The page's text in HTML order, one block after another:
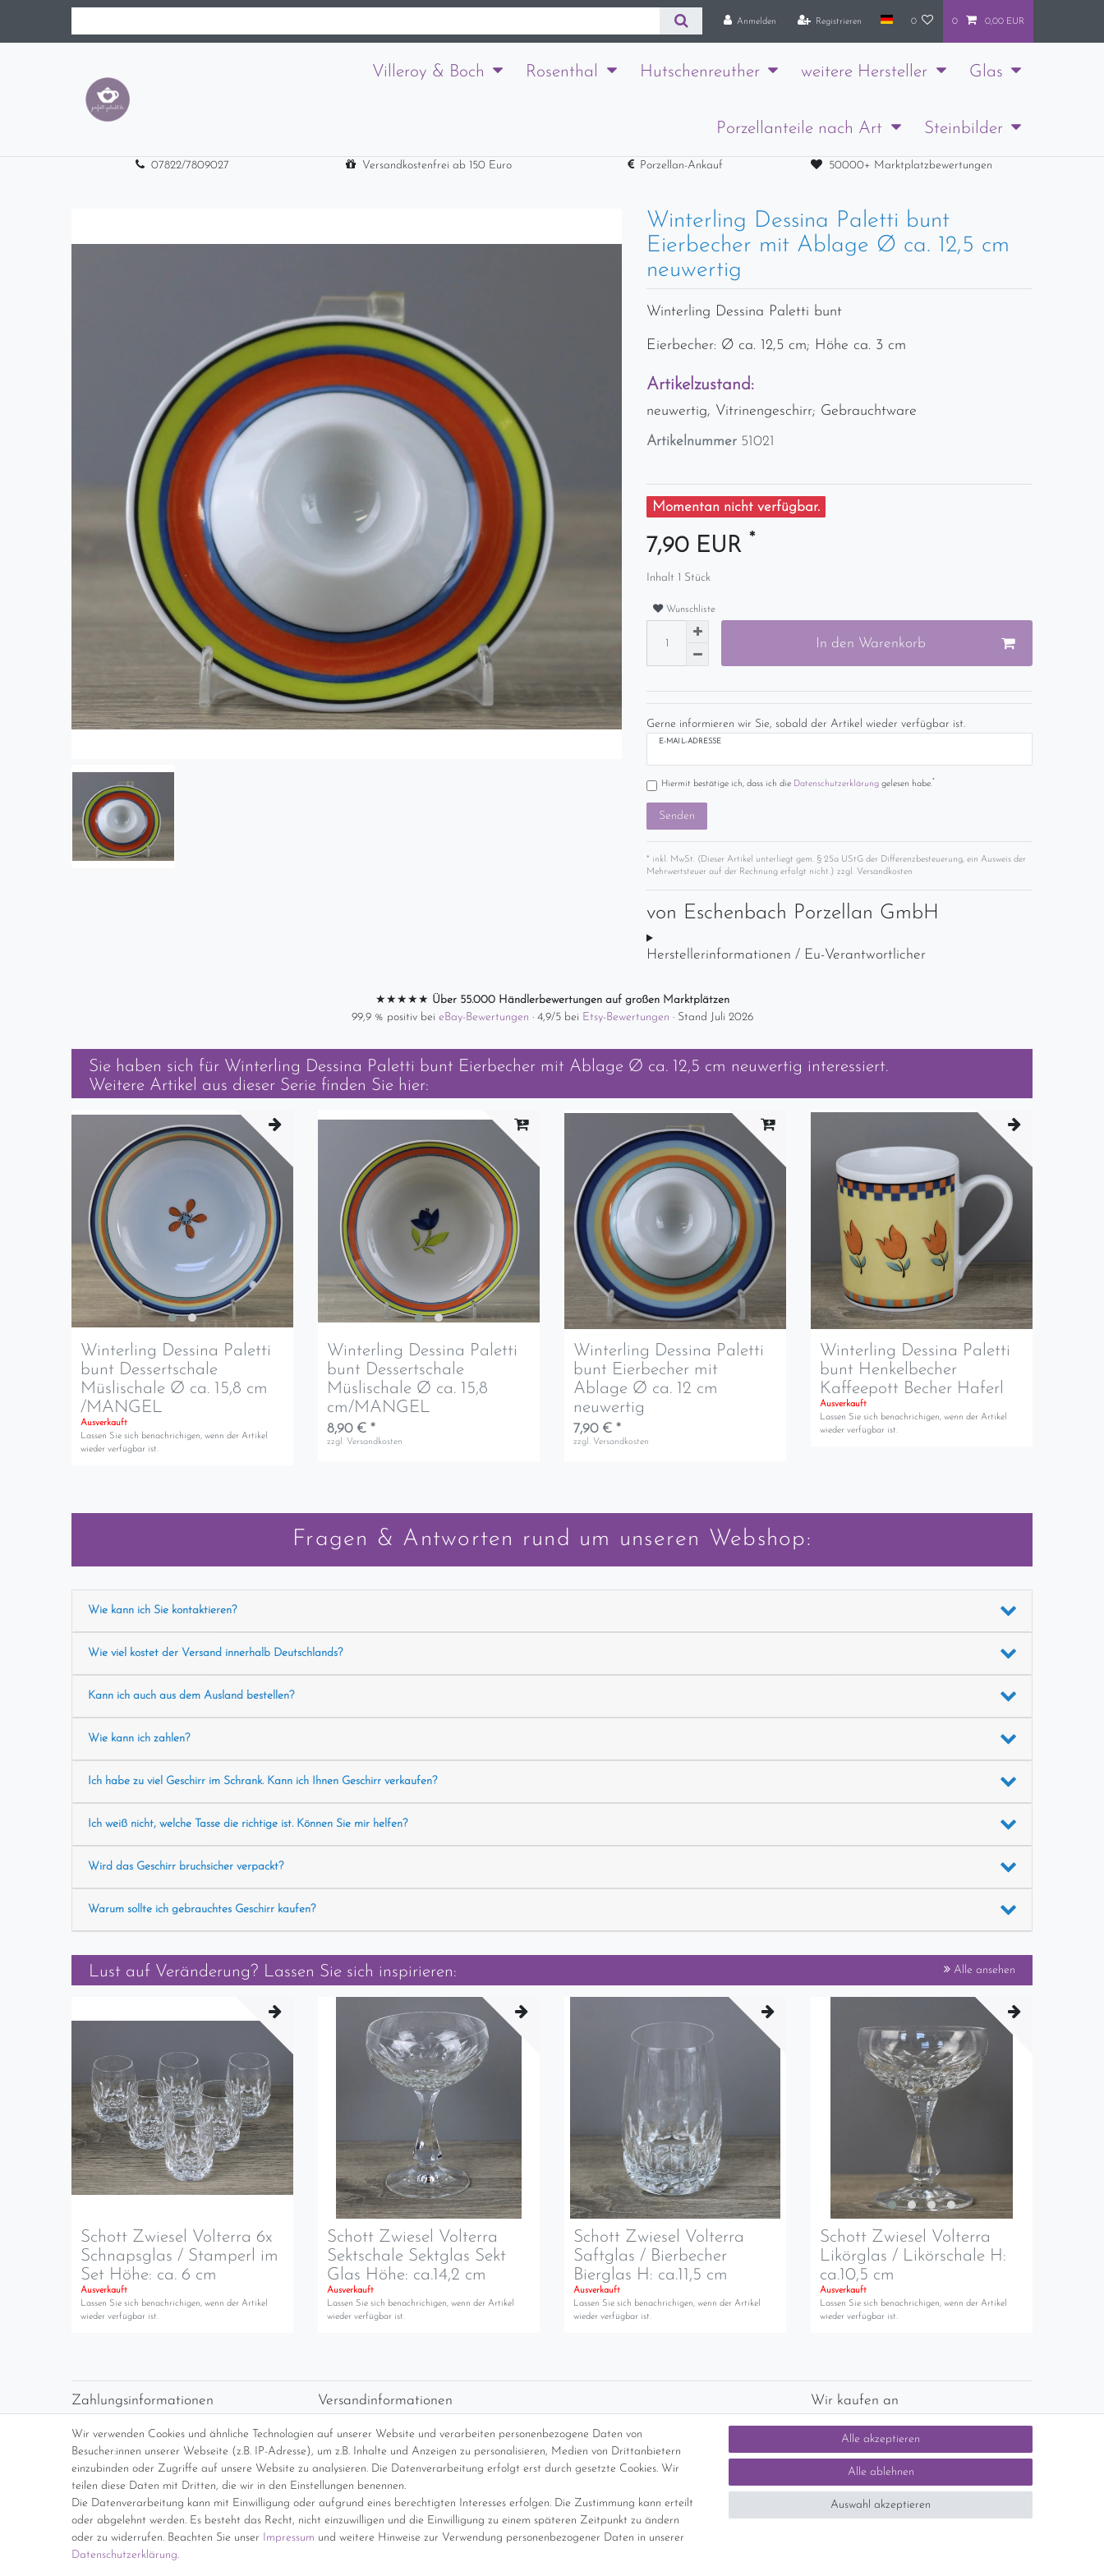
Anmelden Registrieren 0 0 0,00 EUR
Villeroy & Boch Rosenthal Hutschenreuther weitere Hersteller Glas
Porzellanteile nach Art Steinbilder
07822/7809027 Versandkostenfrei ab 150 Euro Porzellan-Ankauf 50000+ Marktplatzbewertungen
Winterling Dessina Paletti bunt
Eierbecher mit Ablage Ø ca. 12,5 cm
neuwertig
Winterling Dessina Paletti bunt
Eierbecher: Ø ca. 12,5 cm; Höhe ca. 3 cm
Artikelzustand:
neuwertig, Vitrinengeschirr; Gebrauchtware
Artikelnummer 51021
Momentan nicht verfügbar.
7,90 EUR *
Inhalt 1 Stück
Wunschliste
In den Warenkorb
Gerne informieren wir Sie, sobald der Artikel wieder verfügbar ist.
E-MAIL-ADRESSE
Hiermit bestätige ich, dass ich die Daten­schutz­erklärunggelesen habe.*
Senden
* inkl. MwSt. (Dieser Artikel unterliegt gem. § 25a UStG der Differenzbesteuerung, ein Ausweis der
Mehrwertsteuer auf der Rechnung erfolgt nicht.) zzgl. Versandkosten
von Eschenbach Porzellan GmbH
Herstellerinformationen / Eu-Verantwortlicher
★★★★★ Über 55.000 Händlerbewertungen auf großen Marktplätzen
99,9 % positiv bei eBay-Bewertungen · 4,9/5 bei Etsy-Bewertungen · Stand Juli 2026
Sie haben sich für Winterling Dessina Paletti bunt Eierbecher mit Ablage Ø ca. 12,5 cm neuwertig interessiert.
Weitere Artikel aus dieser Serie finden Sie hier:
Winterling Dessina Paletti
bunt Dessertschale
Müslischale Ø ca. 15,8 cm
/MANGEL
Ausverkauft
Lassen Sie sich benachrichigen, wenn der Artikel
wieder verfügbar ist.
Winterling Dessina Paletti
bunt Dessertschale
Müslischale Ø ca. 15,8
cm/MANGEL
8,90 € *
zzgl. Versandkosten
Winterling Dessina Paletti
bunt Eierbecher mit
Ablage Ø ca. 12 cm
neuwertig
7,90 € *
zzgl. Versandkosten
Winterling Dessina Paletti
bunt Henkelbecher
Kaffeepott Becher Haferl
Ausverkauft
Lassen Sie sich benachrichigen, wenn der Artikel
wieder verfügbar ist.
Fragen & Antworten rund um unseren Webshop:
Wie kann ich Sie kontaktieren?
Wie viel kostet der Versand innerhalb Deutschlands?
Kann ich auch aus dem Ausland bestellen?
Wie kann ich zahlen?
Ich habe zu viel Geschirr im Schrank. Kann ich Ihnen Geschirr verkaufen?
Ich weiß nicht, welche Tasse die richtige ist. Können Sie mir helfen?
Wird das Geschirr bruchsicher verpackt?
Warum sollte ich gebrauchtes Geschirr kaufen?
Lust auf Veränderung? Lassen Sie sich inspirieren: Alle ansehen
Schott Zwiesel Volterra 6x
Schnapsglas / Stamperl im
Set Höhe: ca. 6 cm
Ausverkauft
Lassen Sie sich benachrichigen, wenn der Artikel
wieder verfügbar ist.
Schott Zwiesel Volterra
Sektschale Sektglas Sekt
Glas Höhe: ca.14,2 cm
Ausverkauft
Lassen Sie sich benachrichigen, wenn der Artikel
wieder verfügbar ist.
Schott Zwiesel Volterra
Saftglas / Bierbecher
Bierglas H: ca.11,5 cm
Ausverkauft
Lassen Sie sich benachrichigen, wenn der Artikel
wieder verfügbar ist.
Schott Zwiesel Volterra
Likörglas / Likörschale H:
ca.10,5 cm
Ausverkauft
Lassen Sie sich benachrichigen, wenn der Artikel
wieder verfügbar ist.
Wir verwenden Cookies und ähnliche Technologien auf unserer Website und verarbeiten personenbezogene Daten von
Besucher:innen unserer Webseite (z.B. IP-Adresse), um z.B. Inhalte und Anzeigen zu personalisieren, Medien von Drittanbietern
einzubinden oder Zugriffe auf unsere Website zu analysieren. Die Datenverarbeitung erfolgt erst durch gesetzte Cookies. Wir
teilen diese Daten mit Dritten, die wir in den Einstellungen benennen.
Die Datenverarbeitung kann mit Einwilligung oder aufgrund eines berechtigten Interesses erfolgen. Die Zustimmung kann erteilt
oder abgelehnt werden. Es besteht das Recht, nicht einzuwilligen und die Einwilligung zu einem späteren Zeitpunkt zu ändern
oder zu widerrufen. Beachten Sie unser Impressum und weitere Hinweise zur Verwendung personenbezogener Daten in unserer
Daten­schutz­erklärung.
Alle akzeptieren
Alle ablehnen
Auswahl akzeptieren
Zahlungsinformationen
Paypal
Abholung
Versandinformationen
Versand per GLS (6,90 Euro) oder DHL (8,49 Euro ) inkl. MwSt. (innerhalb Deutschlands)
kostenfreie Lieferung ab 150 Euro Warenwert (innerhalb Deutschlands)
Übersicht Internationale Versandkosten
Wir kaufen an
Sie haben zuviel Porzellan im Schrank? Gerne
kaufen wir dieses an. Einfach unverbindliches
Angebot anfordern.
*Endpreis inkl. MwSt. (Dieser Artikel unterliegt gem. § 25a UStG der Differenzbesteuerung, ein Ausweis der Mehrwertsteuer auf der Rechnung erfolgt nicht.)